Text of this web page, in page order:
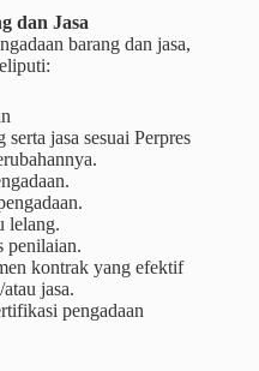
dan Jasa
barang dan jasa,
serta jasa sesuai Perpres
lelang.
penilaian.
kontrak yang efektif
jasa.
pengadaan